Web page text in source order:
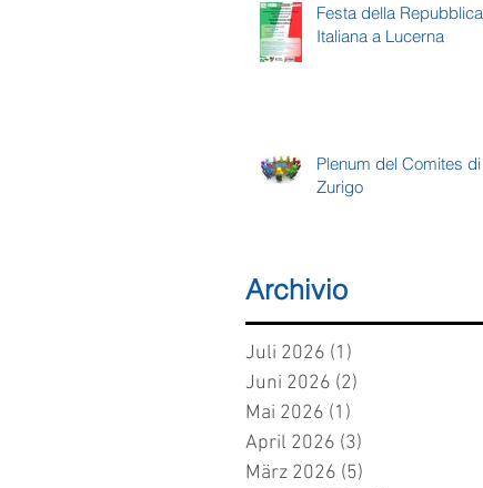
Festa della Repubblica
Italiana a Lucerna
Plenum del Comites di
Zurigo
Archivio
Juli 2026 (1)
Juni 2026 (2)
Mai 2026 (1)
April 2026 (3)
März 2026 (5)